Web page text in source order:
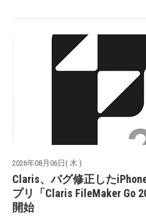
2026年08月06日( 木 )
Claris、バグ修正した
プリ「Claris FileMaker Go
開始